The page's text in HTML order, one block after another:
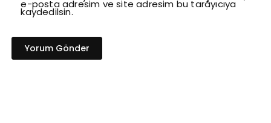
e-posta adresim ve site adresim bu tarayıcıya
kaydedilsin.